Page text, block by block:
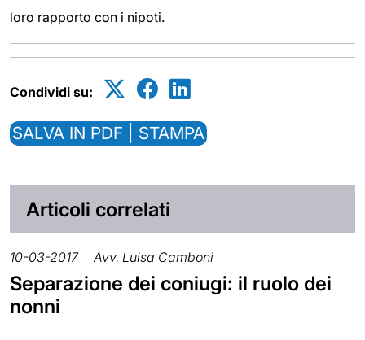
loro rapporto con i nipoti.
Condividi su:
SALVA IN PDF | STAMPA
Articoli correlati
10-03-2017 Avv. Luisa Camboni
Separazione dei coniugi: il ruolo dei
nonni